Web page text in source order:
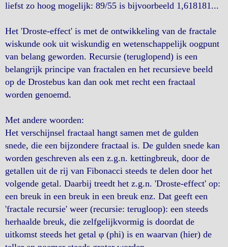
liefst zo hoog mogelijk: 89/55 is bijvoorbeeld 1,618181...
Het 'Droste-effect' is met de ontwikkeling van de fractale
wiskunde ook uit wiskundig en wetenschappelijk oogpunt
van belang geworden. Recursie (teruglopend) is een
belangrijk principe van fractalen en het recursieve beeld
op de Drostebus kan dan ook met recht een fractaal
worden genoemd.
Met andere woorden:
Het verschijnsel fractaal hangt samen met de gulden
snede, die een bijzondere fractaal is. De gulden snede kan
worden geschreven als een z.g.n. kettingbreuk, door de
getallen uit de rij van Fibonacci steeds te delen door het
volgende getal. Daarbij treedt het z.g.n. 'Droste-effect' op:
een breuk in een breuk in een breuk enz. Dat geeft een
'fractale recursie' weer (recursie: terugloop): een steeds
herhaalde breuk, die zelfgelijkvormig is doordat de
uitkomst steeds het getal φ (phi) is en waarvan (hier) de